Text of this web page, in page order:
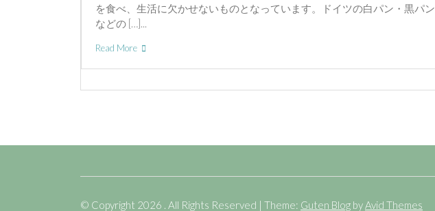
を食べ、生活に欠かせないものとなっています。ドイツの白パン・黒パン
などの […]...
Read More
© Copyright 2026 . All Rights Reserved | Theme: Guten Blog byAvid Themes